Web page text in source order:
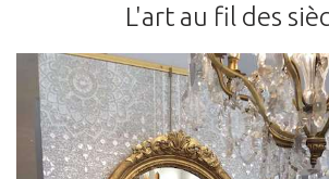
L'art au fil des